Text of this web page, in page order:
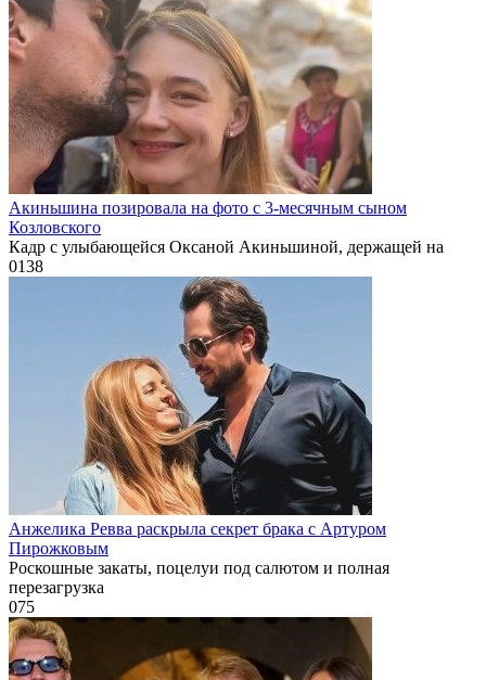
Акиньшина позировала на фото с 3-месячным сыном
Козловского
Кадр с улыбающейся Оксаной Акиньшиной, держащей на
0138
Анжелика Ревва раскрыла секрет брака с Артуром
Пирожковым
Роскошные закаты, поцелуи под салютом и полная
перезагрузка
075